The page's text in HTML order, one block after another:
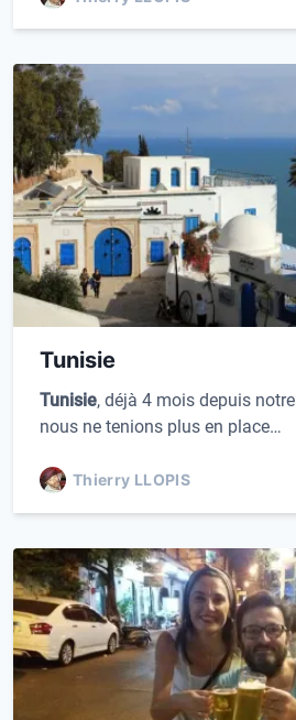
Tunisie
Tunisie, déjà 4 mois depuis
nous ne tenions plus en place…
Thierry LLOPIS